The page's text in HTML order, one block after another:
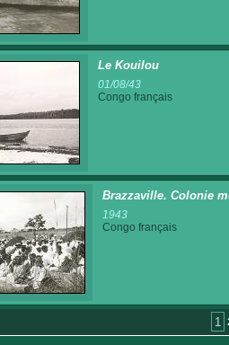
Le Kouilou
01/08/43
Congo français
Brazzaville. Colonie
1943
Congo français
1